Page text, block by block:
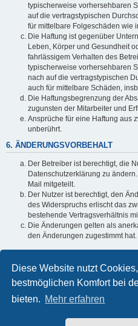
Diese Website nutzt
bestmöglichen Komfort bei
bieten. Mehr erfahren
typischerweise vorhersehbaren
auf die vertragstypischen
für mittelbare Folgeschäden wie
Die Haftung ist gegenüber
Leben, Körper und Gesundheit
fahrlässigem Verhalten des
typischerweise vorhersehbaren
nach auf die vertragstypischen
auch für mittelbare Schäden,
Die Haftungsbegrenzung der
zugunsten der Mitarbeiter und
Ansprüche für eine Haftung aus
unberührt.
6. ÄNDERUNGSVORBEHALT
Der Betreiber ist berechtigt, die
Datenschutzerklärung zu
Mail mitgeteilt.
Der Nutzer ist berechtigt, den
des Widerspruchs erlischt das
bestehende Vertragsverhältnis
Die Änderungen gelten als
den Änderungen zugestimmt hat.
Informationen über den Umgang
sind in der Datenschutzerklärung
Foren-Übersicht
Powered byphpBB® Forum